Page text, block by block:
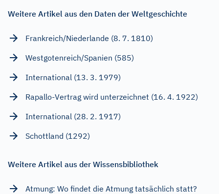
Weitere Artikel aus den Daten der Weltgeschichte
Frankreich/Niederlande (8. 7. 1810)
Westgotenreich/Spanien (585)
International (13. 3. 1979)
Rapallo-Vertrag wird unterzeichnet (16. 4. 1922)
International (28. 2. 1917)
Schottland (1292)
Weitere Artikel aus der Wissensbibliothek
Atmung: Wo findet die Atmung tatsächlich statt?